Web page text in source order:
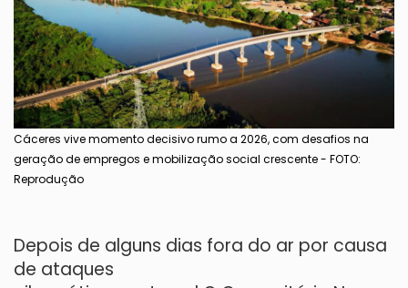
Cáceres vive momento decisivo rumo a 2026, com desafios na
geração de empregos e mobilização social crescente - FOTO:
Reprodução
Depois de alguns dias fora do ar por causa
de ataques